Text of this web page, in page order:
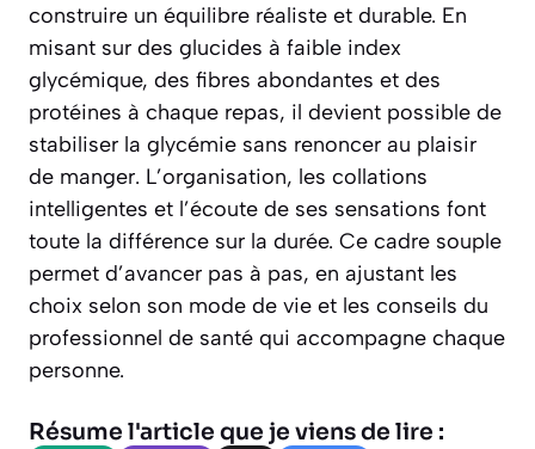
construire un équilibre réaliste et durable. En
misant sur des glucides à faible index
glycémique, des fibres abondantes et des
protéines à chaque repas, il devient possible de
stabiliser la glycémie sans renoncer au plaisir
de manger. L’organisation, les collations
intelligentes et l’écoute de ses sensations font
toute la différence sur la durée. Ce cadre souple
permet d’avancer pas à pas, en ajustant les
choix selon son mode de vie et les conseils du
professionnel de santé qui accompagne chaque
personne.
Résume l'article que je viens de lire :